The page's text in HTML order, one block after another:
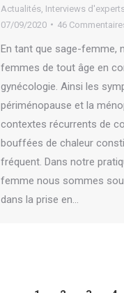
Actualités Interviews
07/09/2020
46
En tant que sage-femme,
femmes de tout âge en
gynécologie. Ainsi les
périménopause et la
contextes récurrents de
bouffées de chaleur
fréquent. Dans notre
femme nous sommes
dans la prise en…